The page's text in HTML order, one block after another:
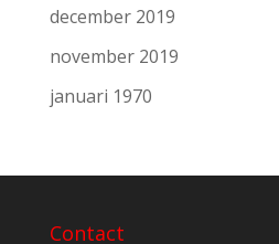
december 2019
november 2019
januari 1970
Contact